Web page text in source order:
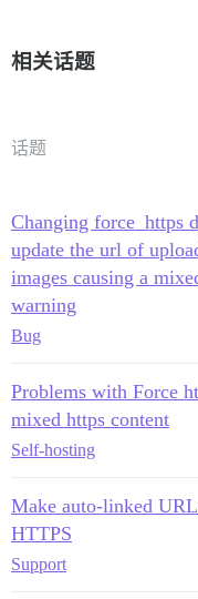
相关话题
话题
Changing force_https
update the url of
images causing a
warning
Bug
Problems with Force
mixed https content
Self-hosting
Make auto-linked
HTTPS
Support